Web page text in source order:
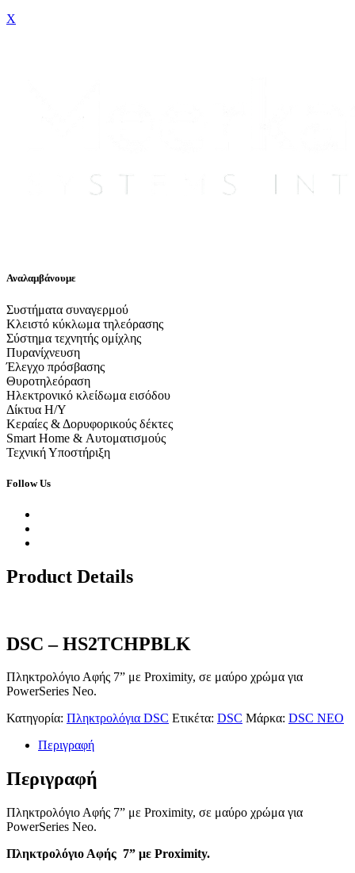
X
Αναλαμβάνουμε
Συστήματα συναγερμού
Κλειστό κύκλωμα τηλεόρασης
Σύστημα τεχνητής ομίχλης
Πυρανίχνευση
Έλεγχο πρόσβασης
Θυροτηλεόραση
Ηλεκτρονικό κλείδωμα εισόδου
Δίκτυα Η/Υ
Κεραίες & Δορυφορικούς δέκτες
Smart Home & Αυτοματισμούς
Τεχνική Υποστήριξη
Follow Us
Product Details
DSC – HS2TCHPBLK
Πληκτρολόγιο Αφής 7” με Proximity, σε μαύρο χρώμα για
PowerSeries Neo.
Κατηγορία: Πληκτρολόγια DSC Ετικέτα: DSC Μάρκα: DSC NEO
Περιγραφή
Περιγραφή
Πληκτρολόγιο Αφής 7” με Proximity, σε μαύρο χρώμα για
PowerSeries Neo.
Πληκτρολόγιο Αφής 7” με Proximity.